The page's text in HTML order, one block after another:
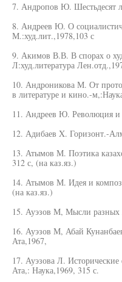
7. Андропов Ю. Шестьдесят
8. Андреев Ю. О
М.:худ.лит.,1978,103 с
9. Акимов В.В. В спорах о
Л:худ.литература
10. Андроникова М. От
в литературе и кино.-
11. Андреев Ю. Революция и
12. Адибаев X. Горизонт.-
13. Атымов М. Поэтика
312 с, (на каз.яз.)
14. Атымов М. Идея и
(на каз.яз.)
15. Ауэзов М, Мысли разных
16. Ауэзов М, Абай
Ата,1967,
17. Ауэзова Л.
Ата,: Наука,1969, 315 с.